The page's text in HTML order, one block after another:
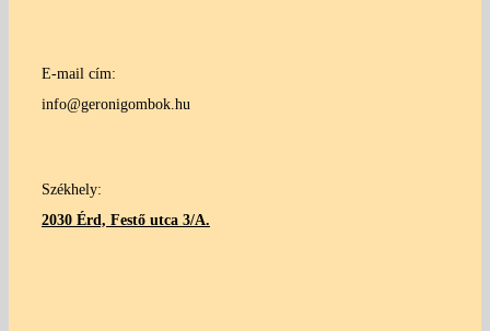
E-mail cím:
info@geronigombok.hu
Székhely:
2030 Érd, Festő utca 3/A.